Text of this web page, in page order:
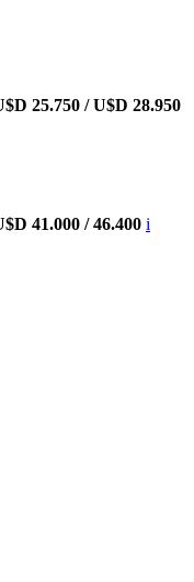
25.750 / U$D 28.950
41.000 / 46.400 i